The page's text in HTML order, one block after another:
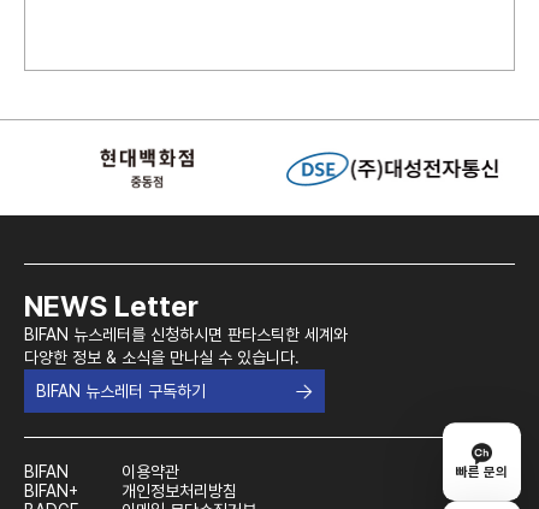
빠른 문의
NEWS Letter
BIFAN 뉴스레터를 신청하시면 판타스틱한 세계와
다양한 정보 & 소식을 만나실 수 있습니다.
BIFAN 뉴스레터 구독하기
BIFAN
BIFAN+
이용약관
개인정보처리방침